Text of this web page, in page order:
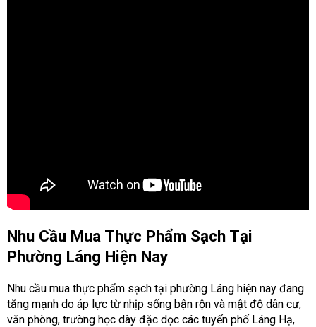
Nhu Cầu Mua Thực Phẩm Sạch Tại
Phường Láng Hiện Nay
Nhu cầu mua thực phẩm sạch tại phường Láng hiện nay đang
tăng mạnh do áp lực từ nhịp sống bận rộn và mật độ dân cư,
văn phòng, trường học dày đặc dọc các tuyến phố Láng Hạ,